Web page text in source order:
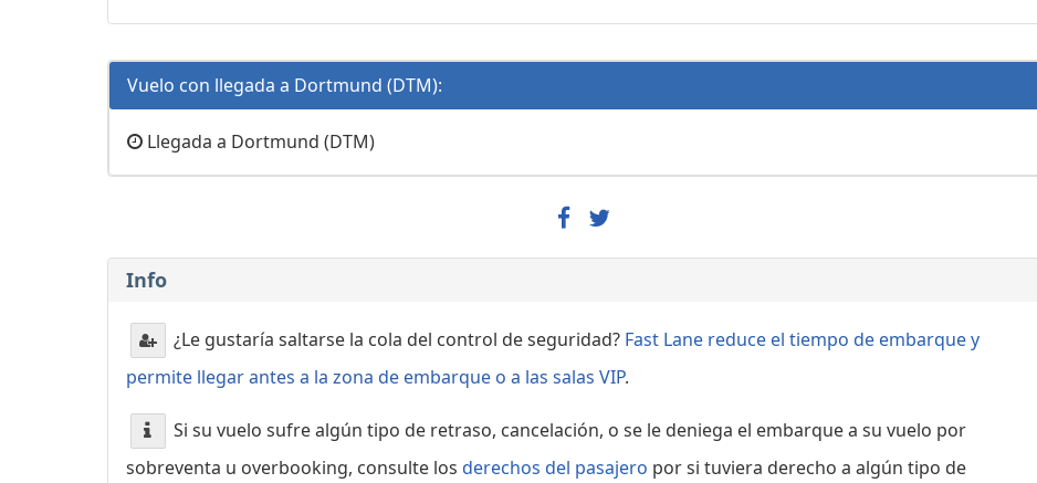
Vuelo con llegada a Dortmund (DTM):
Llegada a Dortmund (DTM)
Info
¿Le gustaría saltarse la cola del control de seguridad? Fast Lane reduce el tiempo de embarque y
permite llegar antes a la zona de embarque o a las salas VIP.
Si su vuelo sufre algún tipo de retraso, cancelación, o se le deniega el embarque a su vuelo por
sobreventa u overbooking, consulte los derechos del pasajero por si tuviera derecho a algún tipo de